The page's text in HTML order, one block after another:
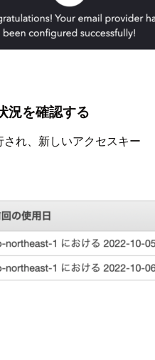
況を確認する
れ、新しいアクセスキー